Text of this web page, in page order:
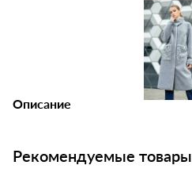
Описание
Рекомендуемые товары